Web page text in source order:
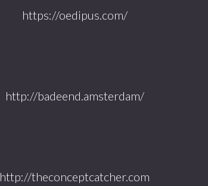
https://oedipus.com/
http://badeend.amsterdam/
http://theconceptcatcher.com